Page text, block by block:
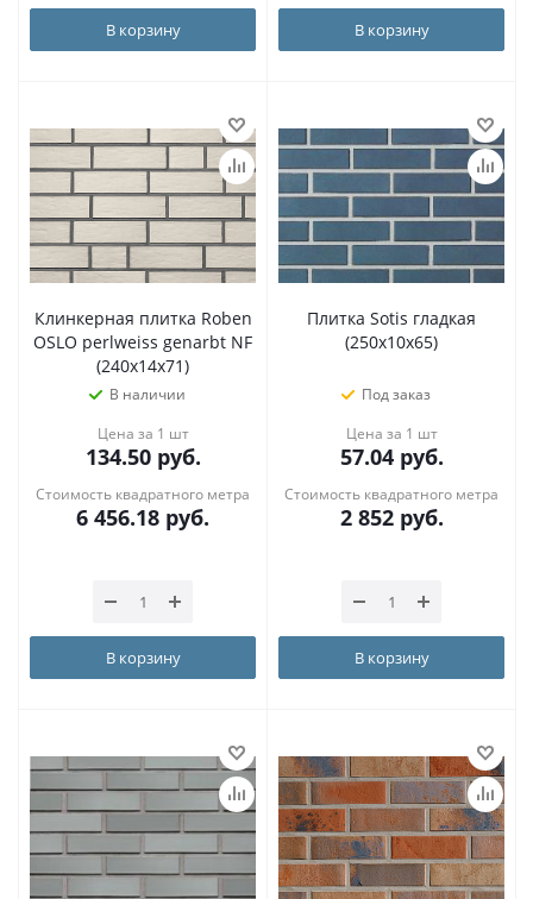
В корзину В корзину
Клинкерная плитка Roben
OSLO perlweiss genarbt NF
(240x14x71)
В наличии
Цена за 1 шт
134.50руб.
Стоимость квадратного метра
6 456.18 руб.
В корзину
Плитка Sotis гладкая
(250х10х65)
Под заказ
Цена за 1 шт
57.04руб.
Стоимость квадратного метра
2 852руб.
В корзину